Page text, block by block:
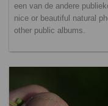
een van de andere
nice or beautiful natural
other public albums.